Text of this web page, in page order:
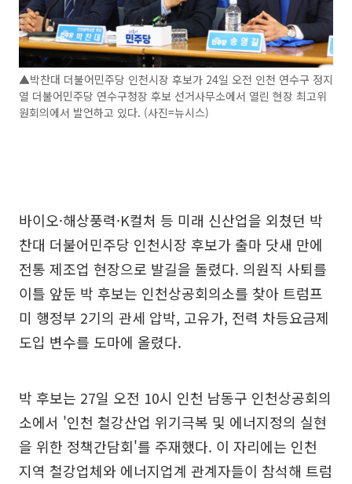
▲박찬대 더불어민주당 인천시장 후보가 24일 오전 인천 연수구 정지
열 더불어민주당 연수구청장 후보 선거사무소에서 열린 현장 최고위
원회의에서 발언하고 있다. (사진=뉴시스)
바이오·해상풍력·K컬처 등 미래 신산업을 외쳤던 박
찬대 더불어민주당 인천시장 후보가 출마 닷새 만에
전통 제조업 현장으로 발길을 돌렸다. 의원직 사퇴를
이틀 앞둔 박 후보는 인천상공회의소를 찾아 트럼프
미 행정부 2기의 관세 압박, 고유가, 전력 차등요금제
도입 변수를 도마에 올렸다.
박 후보는 27일 오전 10시 인천 남동구 인천상공회의
소에서 '인천 철강산업 위기극복 및 에너지정의 실현
을 위한 정책간담회'를 주재했다. 이 자리에는 인천
지역 철강업체와 에너지업계 관계자들이 참석해 트럼